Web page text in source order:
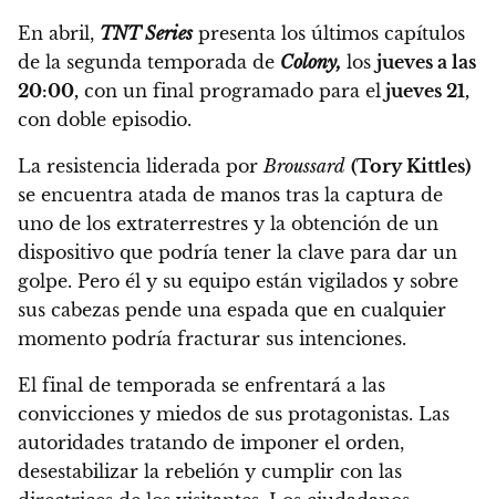
En abril, TNT Seriespresenta los últimos capítulos
de la segunda temporada de Colony, los jueves a las
20:00, con un final programado para el jueves 21,
con doble episodio.
La resistencia liderada porBroussard (Tory Kittles)
se encuentra atada de manos tras la captura de
uno de los extraterrestres y la obtención de un
dispositivo que podría tener la clave para dar un
golpe. Pero él y su equipo están vigilados y sobre
sus cabezas pende una espada que en cualquier
momento podría fracturar sus intenciones.
El final de temporada se enfrentará a las
convicciones y miedos de sus protagonistas. Las
autoridades tratando de imponer el orden,
desestabilizar la rebelión y cumplir con las